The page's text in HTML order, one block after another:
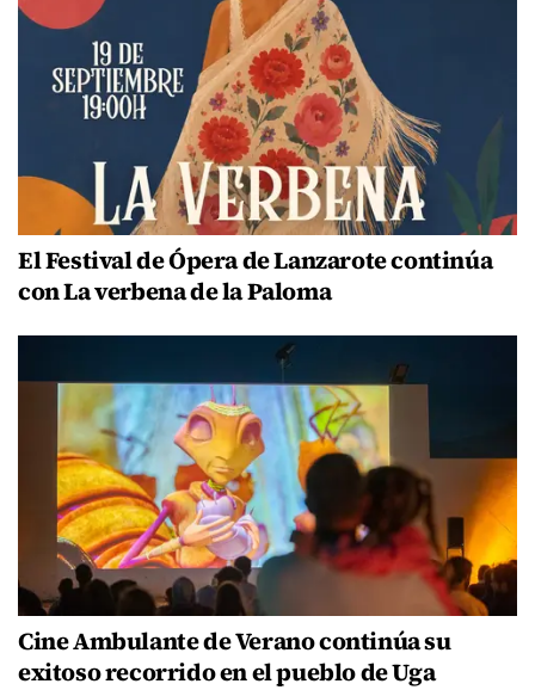
El Festival de Ópera de Lanzarote continúa
con La verbena de la Paloma
Cine Ambulante de Verano continúa su
exitoso recorrido en el pueblo de Uga